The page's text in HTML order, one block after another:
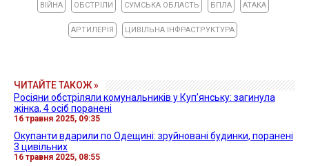
ВІЙНА ОБСТРІЛИ СУМСЬКА ОБЛАСТЬ БПЛА АТАКА
АРТИЛЕРІЯ ЦИВІЛЬНА ІНФРАСТРУКТУРА
ЧИТАЙТЕ ТАКОЖ »
Росіяни обстріляли комунальників у Куп’янську: загинула
жінка, 4 осіб поранені
16 травня 2025, 09:35
Окупанти вдарили по Одещині: зруйновані будинки, поранені
3 цивільних
16 травня 2025, 08:55